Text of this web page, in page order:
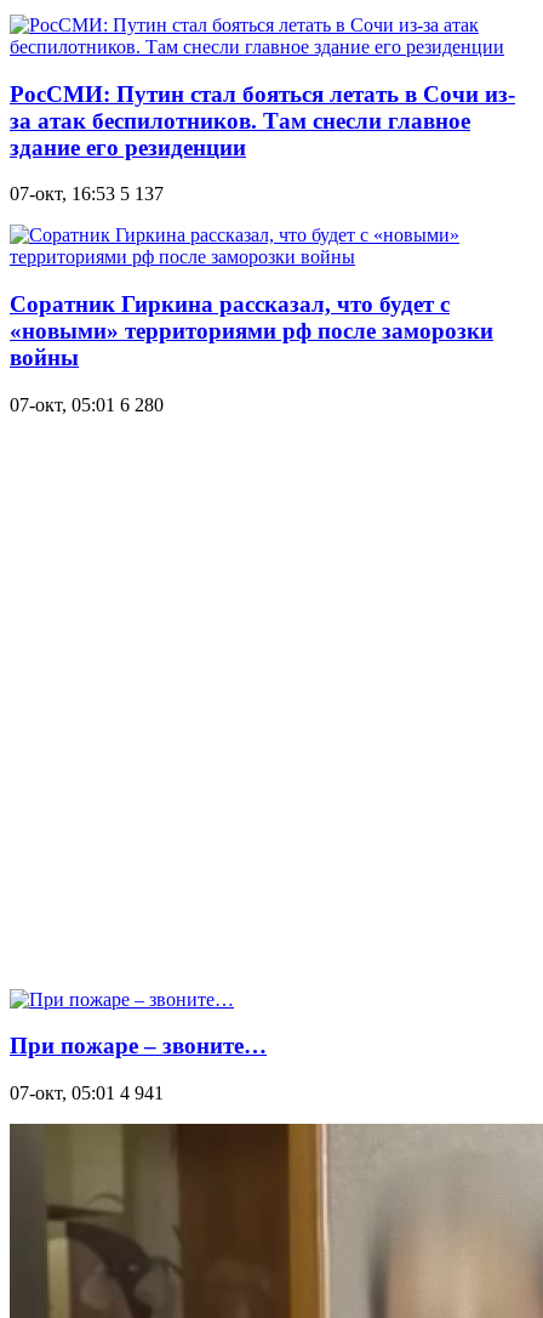
РосСМИ: Путин стал бояться летать в Сочи из-
за атак беспилотников. Там снесли главное
здание его резиденции
07-окт, 16:53 5 137
Соратник Гиркина рассказал, что будет с
«новыми» территориями рф после заморозки
войны
07-окт, 05:01 6 280
При пожаре – звоните…
07-окт, 05:01 4 941